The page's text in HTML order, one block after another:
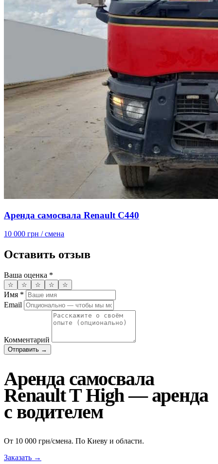
Аренда самосвала Renault C440
10 000 грн / смена
Оставить отзыв
Ваша оценка *
☆ ☆ ☆ ☆ ☆
Имя *
Email
Комментарий
Отправить →
Аренда самосвала
Renault T High — аренда
с водителем
От 10 000 грн/смена. По Киеву и области.
Заказать →